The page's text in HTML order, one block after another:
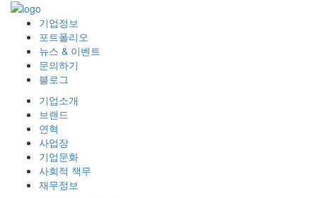
기업정보
포트폴리오
뉴스 & 이벤트
문의하기
블로그
기업소개
브랜드
연혁
사업장
기업문화
사회적 책무
재무정보